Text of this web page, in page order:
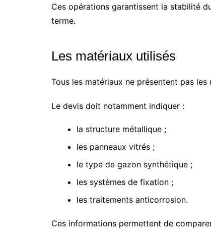
Ces opérations garantissent la stabilité
terme.
Les matériaux utilisés
Tous les matériaux ne présentent pas les
Le devis doit notamment indiquer :
la structure métallique ;
les panneaux vitrés ;
le type de gazon synthétique ;
les systèmes de fixation ;
les traitements anticorrosion.
Ces informations permettent de